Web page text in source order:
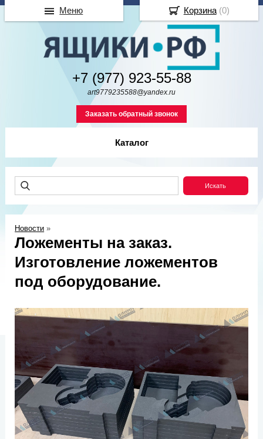
+7 (977) 923-55-88
art9779235588@yandex.ru
Заказать обратный звонок
Каталог
Новости »
Ложементы на заказ.
Изготовление ложементов
под оборудование.
Корзина(0)
Меню